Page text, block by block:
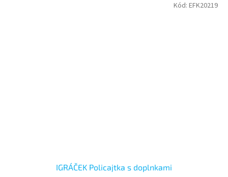
IGRÁČEK Policajtka s doplnkami
Kód: EFK20219